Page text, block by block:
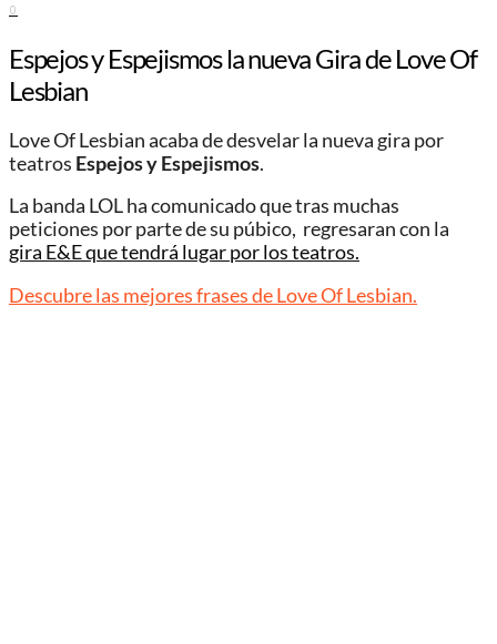
0
Espejos y Espejismos la nueva Gira de Love Of
Lesbian
Love Of Lesbian acaba de desvelar la nueva gira por
teatros Espejos y Espejismos.
La banda LOL ha comunicado que tras muchas
peticiones por parte de su púbico, regresaran con la
gira E&E que tendrá lugar por los teatros.
Descubre las mejores frases de Love Of Lesbian.